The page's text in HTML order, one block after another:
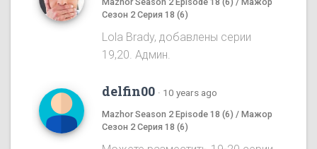
Сезон 2 Серия 18 (6)
Lola Brady, добавлены серии
19,20. Админ.
delfin00 · 10 years ago
Mazhor Season 2 Episode 18 (6) / Мажор
Сезон 2 Серия 18 (6)